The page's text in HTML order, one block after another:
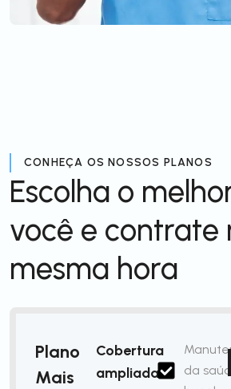
CONHEÇA OS NOSSOS PLANOS
Escolha o
você e contrate
mesma hora
Plano
Mais
Cobertura
ampliada
da